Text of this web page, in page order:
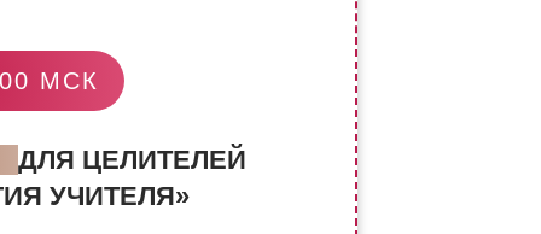
МСК
ДЛЯ ЦЕЛИТЕЛЕЙ
УЧИТЕЛЯ»